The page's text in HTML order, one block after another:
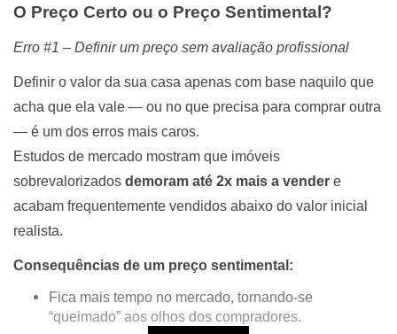
O Preço Certo ou o Preço Sentimental?
Erro #1 – Definir um preço sem avaliação profissional
Definir o valor da sua casa apenas com base naquilo que
acha que ela vale — ou no que precisa para comprar outra
— é um dos erros mais caros.
Estudos de mercado mostram que imóveis
sobrevalorizados demoram até 2x mais a vender e
acabam frequentemente vendidos abaixo do valor inicial
realista.
Consequências de um preço sentimental:
Fica mais tempo no mercado, tornando-se
“queimado” aos olhos dos compradores.